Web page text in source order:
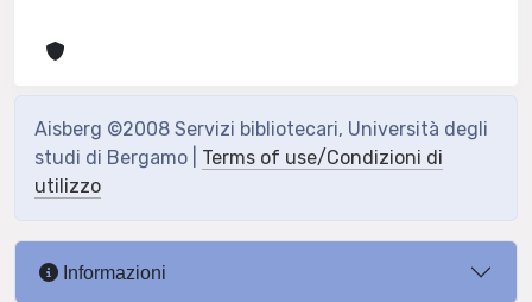
Aisberg ©2008 Servizi bibliotecari, Università degli
studi di Bergamo | Terms of use/Condizioni di
utilizzo
Informazioni